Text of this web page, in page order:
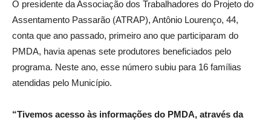
O presidente da Associação dos Trabalhadores do Projeto do
Assentamento Passarão (ATRAP), Antônio Lourenço, 44,
conta que ano passado, primeiro ano que participaram do
PMDA, havia apenas sete produtores beneficiados pelo
programa. Neste ano, esse número subiu para 16 famílias
atendidas pelo Município.
“Tivemos acesso às informações do PMDA, através da